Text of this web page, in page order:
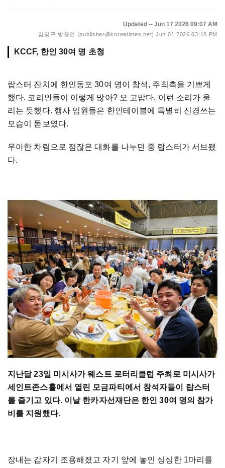
Updated -- Jun 17 2026 09:07 AM
김명규 발행인 (publisher@koreatimes.net) Jun 01 2026 03:18 PM
KCCF, 한인 30여 명 초청
랍스터 잔치에 한인동포 30여 명이 참석, 주최측을 기쁘게
했다. 코리안들이 이렇게 많아? 오 고맙다. 이런 소리가 울
리는 듯했다. 행사 임원들은 한인테이블에 특별히 신경쓰는
모습이 돋보였다.
우아한 차림으로 점잖은 대화를 나누던 중 랍스터가 서브됐
다.
지난달 23일 미시사가 웨스트 로터리클럽 주최로 미시사가
세인트존스홀에서 열린 모금파티에서 참석자들이 랍스터
를 즐기고 있다. 이날 한카자선재단은 한인 30여 명의 참가
비를 지원했다.
장내는 갑자기 조용해졌고 자기 앞에 놓인 싱싱한 1마리를